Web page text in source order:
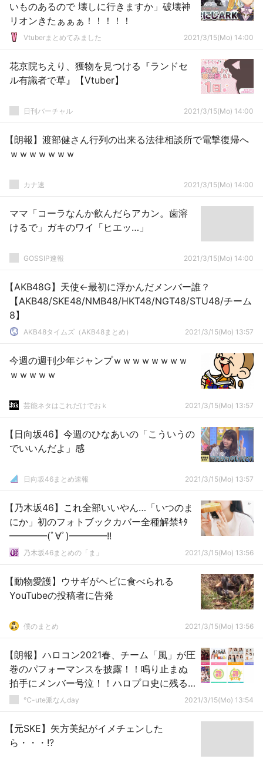
いものあるので 壊しに行きますか」破壊神
リオンきたぁぁぁ！！！！！
Vtuberまとめてみました 2021/3/15(Mo) 14:00
花京院ちえり、獲物を見つける『ランドセ
ル有識者で草』【Vtuber】
日刊バーチャル 2021/3/15(Mo) 14:00
【朗報】渡部健さん行列の出来る法律相談所で電撃復帰へ
ｗｗｗｗｗｗｗ
カナ速 2021/3/15(Mo) 14:00
ママ「コーラなんか飲んだらアカン。歯溶
けるで」ガキのワイ「ヒエッ…」
GOSSIP速報 2021/3/15(Mo) 14:00
【AKB48G】天使←最初に浮かんだメンバー誰？
【AKB48/SKE48/NMB48/HKT48/NGT48/STU48/チーム
8】
AKB48タイムズ（AKB48まとめ） 2021/3/15(Mo) 13:57
今週の週刊少年ジャンプｗｗｗｗｗｗｗｗ
ｗｗｗｗｗ
芸能ネタはこれだけでおｋ 2021/3/15(Mo) 13:57
【日向坂46】今週のひなあいの「こういうの
でいいんだよ」感
日向坂46まとめ速報 2021/3/15(Mo) 13:57
【乃木坂46】これ全部いいやん…「いつのま
にか」初のフォトブックカバー全種解禁ｷﾀ
━━━━(ﾟ∀ﾟ)━━━━!!
乃木坂46まとめの「ま」 2021/3/15(Mo) 13:56
【動物愛護】ウサギがヘビに食べられる
YouTubeの投稿者に告発
僕のまとめ 2021/3/15(Mo) 13:56
【朗報】ハロコン2021春、チーム「風」が圧
巻のパフォーマンスを披露！！鳴り止まぬ
拍手にメンバー号泣！！ハロプロ史に残る
公演に！！！
℃-ute派なんday 2021/3/15(Mo) 13:54
【元SKE】矢方美紀がイメチェンした
ら・・・!?